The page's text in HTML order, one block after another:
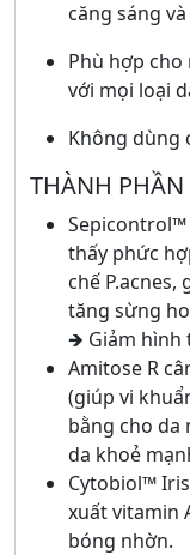
căng sáng
Phù hợp
với mọi loại
Không dùng
THÀNH
Sepicontrol™
thấy phức
chế
tăng sừng
🡺 Giảm hình
Amitose R
(giúp vi
bằng cho da
da khoẻ
Cytobiol™
xuất vitamin
bóng nhờn.